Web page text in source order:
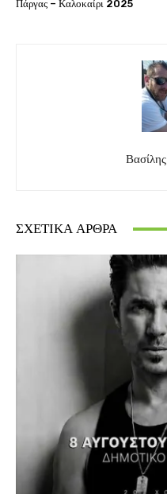
Πάργας – Καλοκαίρι 2025
ΣΧΕΤΙΚΆ ΆΡΘΡΑ